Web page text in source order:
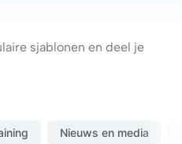
sjablonen en deel je
Nieuws en media